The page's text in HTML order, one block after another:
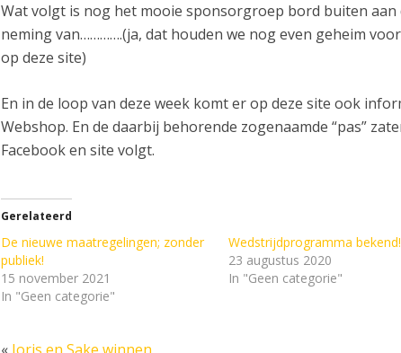
Wat volgt is nog het mooie sponsorgroep bord buiten
neming van………….(ja, dat houden we nog even geheim
op deze site)
En in de loop van deze week komt er op deze site ook
Webshop. En de daarbij behorende zogenaamde “pas”
Facebook en site volgt.
Gerelateerd
De nieuwe maatregelingen; zonder
publiek!
15 november 2021
In "Geen categorie"
Wedstrijdprogramma bekend!
23 augustus 2020
In "Geen categorie"